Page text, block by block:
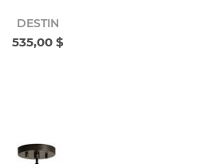
DESTIN
535,00 $